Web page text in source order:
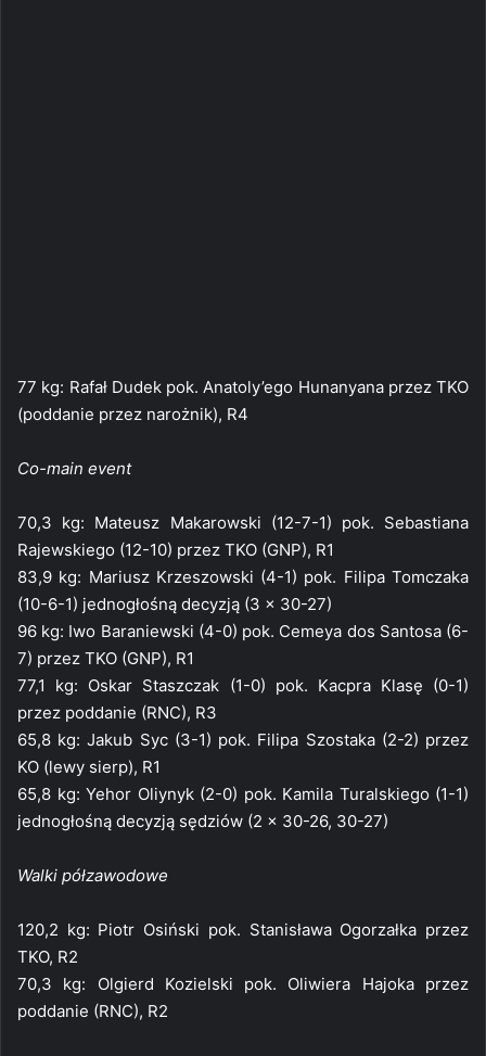
77 kg: Rafał Dudek pok. Anatoly’ego Hunanyana przez TKO
(poddanie przez narożnik), R4
Co-main event
70,3 kg: Mateusz Makarowski (12-7-1) pok. Sebastiana
Rajewskiego (12-10) przez TKO (GNP), R1
83,9 kg: Mariusz Krzeszowski (4-1) pok. Filipa Tomczaka
(10-6-1) jednogłośną decyzją (3 x 30-27)
96 kg: Iwo Baraniewski (4-0) pok. Cemeya dos Santosa (6-
7) przez TKO (GNP), R1
77,1 kg: Oskar Staszczak (1-0) pok. Kacpra Klasę (0-1)
przez poddanie (RNC), R3
65,8 kg: Jakub Syc (3-1) pok. Filipa Szostaka (2-2) przez
KO (lewy sierp), R1
65,8 kg: Yehor Oliynyk (2-0) pok. Kamila Turalskiego (1-1)
jednogłośną decyzją sędziów (2 x 30-26, 30-27)
Walki półzawodowe
120,2 kg: Piotr Osiński pok. Stanisława Ogorzałka przez
TKO, R2
70,3 kg: Olgierd Kozielski pok. Oliwiera Hajoka przez
poddanie (RNC), R2